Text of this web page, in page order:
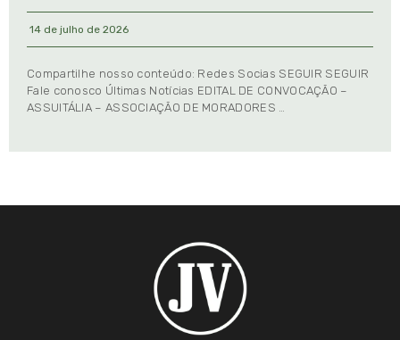
14 de julho de 2026
Compartilhe nosso conteúdo: Redes Socias SEGUIR SEGUIR
Fale conosco Últimas Notícias EDITAL DE CONVOCAÇÃO –
ASSUITÁLIA – ASSOCIAÇÃO DE MORADORES …